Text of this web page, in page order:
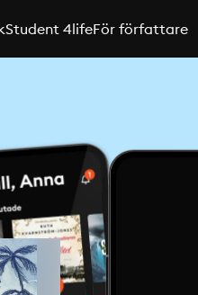
Student 4lifeFör författare